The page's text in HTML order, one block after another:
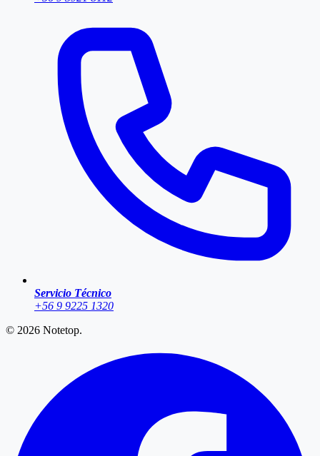
Servicio Técnico
+56 9 9225 1320
© 2026 Notetop.